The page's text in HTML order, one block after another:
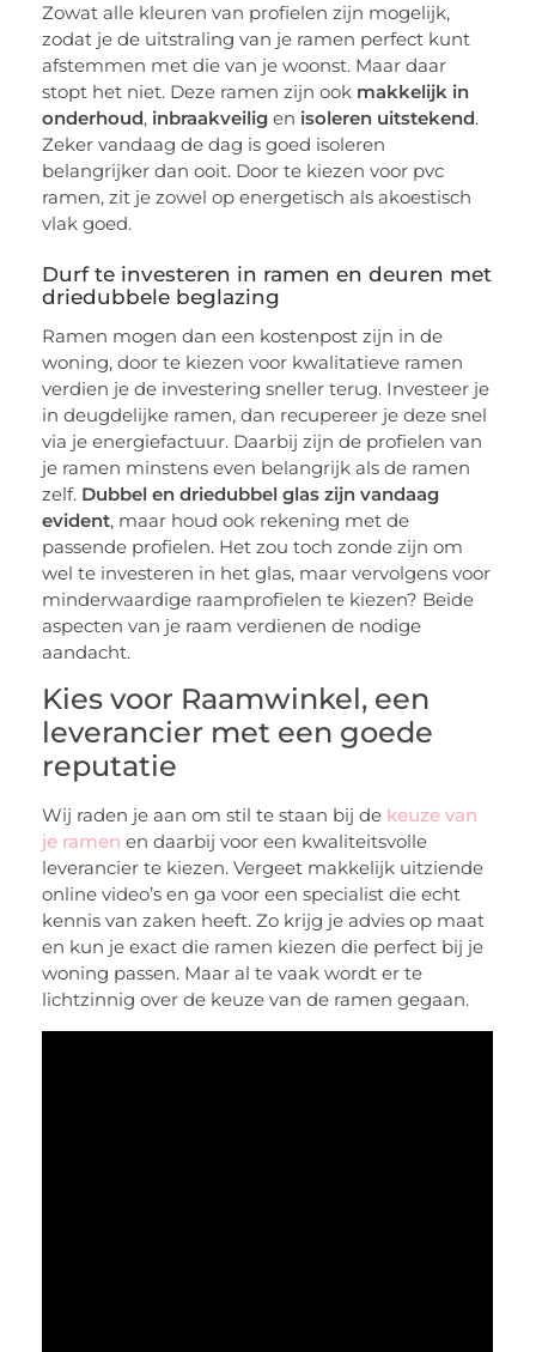
Zowat alle kleuren van profielen zijn mogelijk,
zodat je de uitstraling van je ramen perfect kunt
afstemmen met die van je woonst. Maar daar
stopt het niet. Deze ramen zijn ook makkelijk in
onderhoud, inbraakveilig en isoleren uitstekend.
Zeker vandaag de dag is goed isoleren
belangrijker dan ooit. Door te kiezen voor pvc
ramen, zit je zowel op energetisch als akoestisch
vlak goed.
Durf te investeren in ramen en deuren met
driedubbele beglazing
Ramen mogen dan een kostenpost zijn in de
woning, door te kiezen voor kwalitatieve ramen
verdien je de investering sneller terug. Investeer je
in deugdelijke ramen, dan recupereer je deze snel
via je energiefactuur. Daarbij zijn de profielen van
je ramen minstens even belangrijk als de ramen
zelf. Dubbel en driedubbel glas zijn vandaag
evident, maar houd ook rekening met de
passende profielen. Het zou toch zonde zijn om
wel te investeren in het glas, maar vervolgens voor
minderwaardige raamprofielen te kiezen? Beide
aspecten van je raam verdienen de nodige
aandacht.
Kies voor Raamwinkel, een
leverancier met een goede
reputatie
Wij raden je aan om stil te staan bij de keuze van
je ramen en daarbij voor een kwaliteitsvolle
leverancier te kiezen. Vergeet makkelijk uitziende
online video’s en ga voor een specialist die echt
kennis van zaken heeft. Zo krijg je advies op maat
en kun je exact die ramen kiezen die perfect bij je
woning passen. Maar al te vaak wordt er te
lichtzinnig over de keuze van de ramen gegaan.